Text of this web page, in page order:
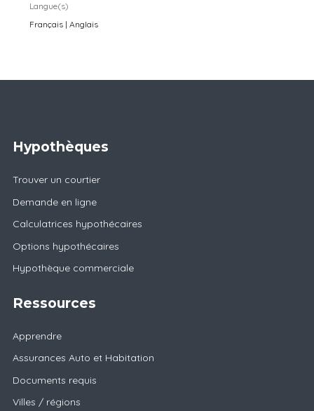
Langue(s)
Français | Anglais
Hypothèques
Trouver un courtier
Demande en ligne
Calculatrices hypothécaires
Options hypothécaires
Hypothèque commerciale
Ressources
Apprendre
Assurances Auto et Habitation
Documents requis
Villes / régions